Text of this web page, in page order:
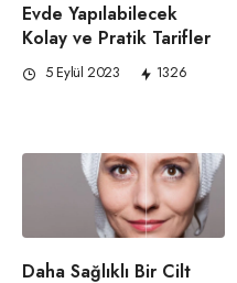
Evde Yapılabilecek
Kolay ve Pratik Tarifler
5 Eylül 2023 1326
Daha Sağlıklı Bir Cilt